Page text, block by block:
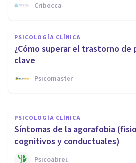
Cribecca
PSICOLOGÍA CLÍNICA
¿Cómo superar el trastorno de
clave
Psicomaster
PSICOLOGÍA CLÍNICA
Dolor psicológico:
se hace en terapia
superarlo
Ignacio García Vicente
PSICOLOGÍA CLÍNICA
Síntomas de la agorafobia
cognitivos y conductuales)
Psicoabreu